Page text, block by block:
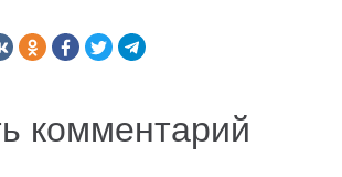
комментарий